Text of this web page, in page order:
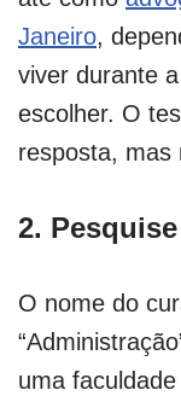
Janeiro,
viver durante
escolher. O
resposta, mas
2.
O nome do
uma